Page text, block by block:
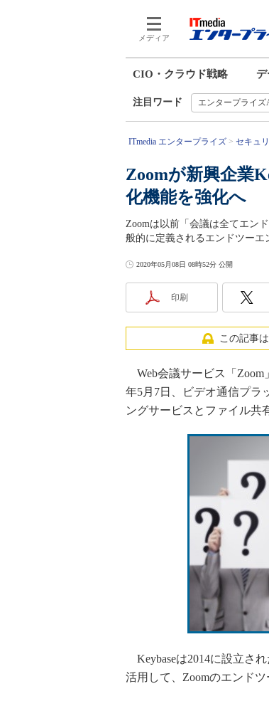
メディア
CIO・クラウド戦略 デ
注目ワード エンタープライズ
ITmedia エンタープライズ セキュ
Zoomが新興企業
化機能を強化へ
Zoomは以前「会議は全てエン
般的に定義されるエンドツーエ
2020年05月08日 08時52分 公開
印刷
この記事は
Web会議サービス「Zoom
年5月7日、ビデオ通信プラ
ングサービスとファイル共
Keybaseは2014に設立さ
活用して、Zoomのエンド